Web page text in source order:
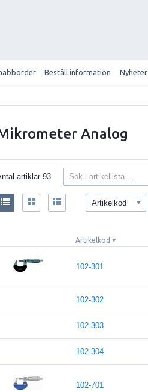
Beställ information Nyheter
Analog
artiklar93
Artikelkod
Artikelkod
102-301
102-302
102-303
102-304
102-701